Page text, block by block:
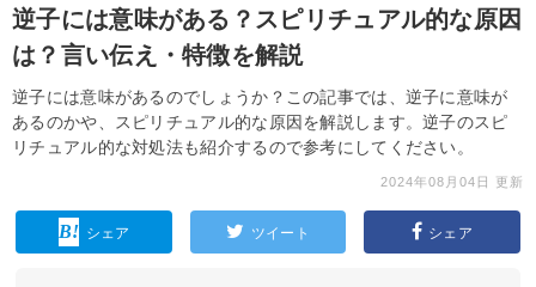
逆子には意味がある？スピリチュアル的な原因
は？言い伝え・特徴を解説
逆子には意味があるのでしょうか？この記事では、逆子に意味が
あるのかや、スピリチュアル的な原因を解説します。逆子のスピ
リチュアル的な対処法も紹介するので参考にしてください。
2024年08月04日 更新
シェア ツイート シェア